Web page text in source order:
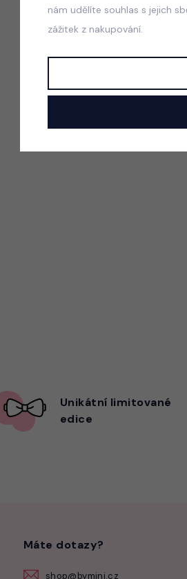
Unikátní limitované
edice
Máte dotazy?
shop@bymini.cz
nám udělíte souhlas s jejich
zážitek z nakupování.